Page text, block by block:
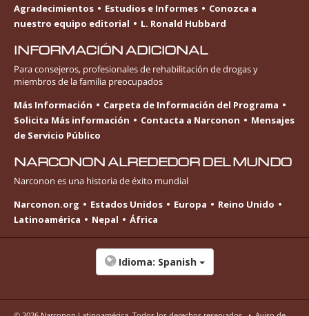
Agradecimientos
Estudios e Informes
Conozca a
nuestro equipo editorial
L. Ronald Hubbard
INFORMACIÓN ADICIONAL
Para consejeros, profesionales de rehabilitación de drogas y
miembros de la familia preocupados
Más Información
Carpeta de Información del Programa
Solicita Más información
Contacta a Narconon
Mensajes
de Servicio Público
NARCONON ALREDEDOR DEL MUNDO
Narconon es una historia de éxito mundial
Narconon.org
Estados Unidos Europa
Reino Unido
Latinoamérica
Nepal África
Idioma: Spanish